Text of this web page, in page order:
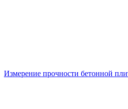
Измерение прочности бетонной